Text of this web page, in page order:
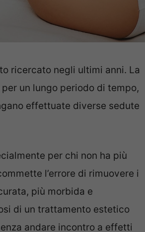
ricercato negli ultimi anni. La
un lungo periodo di tempo,
effettuate diverse sedute
per chi non ha più
l’errore di rimuovere i
più morbida e
di un trattamento estetico
andare incontro a effetti